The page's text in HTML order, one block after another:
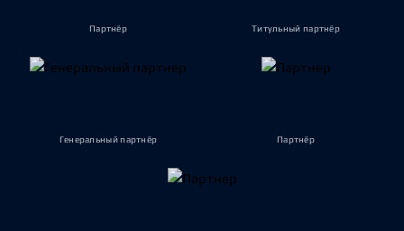
Партнёр Титульный партнёр
Генеральный партнёр Партнёр